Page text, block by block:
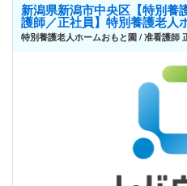
新潟県新潟市中央区【特別養
護師／正社員】特別養護老
特別養護老人ホームおもと園 / 准看護師